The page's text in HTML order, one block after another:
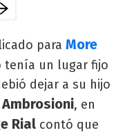
para More
tenía un lugar fijo
dejar a su hijo
Ambrosioni, en
Rial contó que